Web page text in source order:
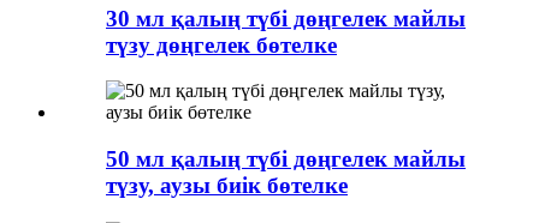
30 мл қалың түбі дөңгелек майлы
түзу дөңгелек бөтелке
50 мл қалың түбі дөңгелек майлы
түзу, аузы биік бөтелке